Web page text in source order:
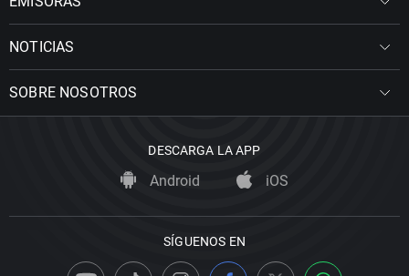
NOTICIAS
SOBRE NOSOTROS
DESCARGA LA APP
Android iOS
SÍGUENOS EN